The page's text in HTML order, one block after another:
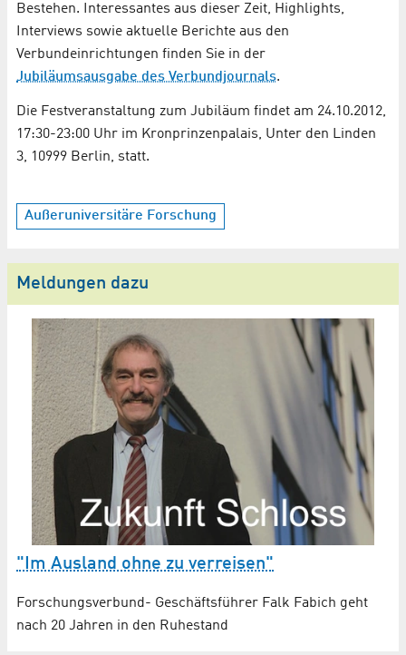
Bestehen. Interessantes aus dieser Zeit, Highlights,
Interviews sowie aktuelle Berichte aus den
Verbundeinrichtungen finden Sie in der
Jubiläumsausgabe des Verbundjournals.
Die Festveranstaltung zum Jubiläum findet am 24.10.2012,
17:30-23:00 Uhr im Kronprinzenpalais, Unter den Linden
3, 10999 Berlin, statt.
Außeruniversitäre Forschung
Meldungen dazu
"Im Ausland ohne zu verreisen"
Forschungsverbund- Geschäftsführer Falk Fabich geht
nach 20 Jahren in den Ruhestand